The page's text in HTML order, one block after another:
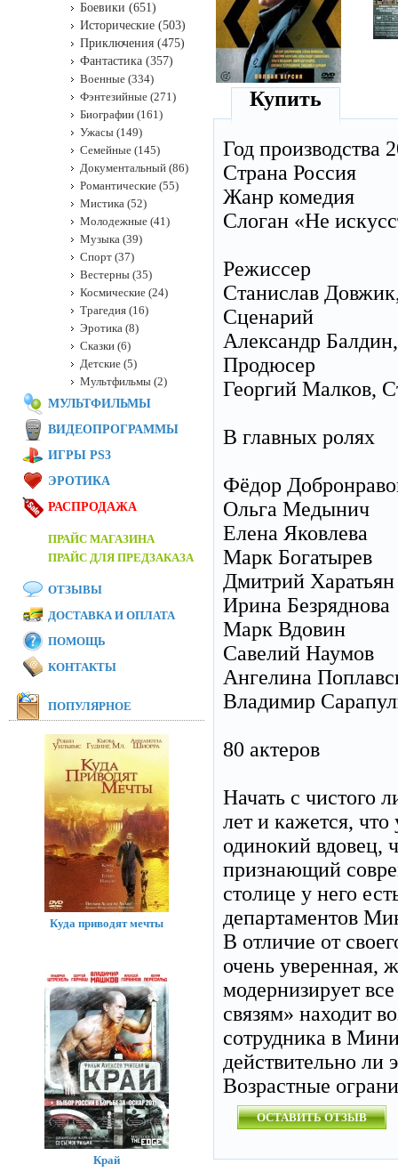
Купить
Год производства
Страна Россия
Жанр комедия
Слоган «Не
Режиссер
Станислав
Сценарий
Александр
Продюсер
Георгий Малков,
В главных ролях
Фёдор
Ольга Медынич
Елена Яковлева
Марк Богатырев
Дмитрий Харатьян
Ирина Безряднова
Марк Вдовин
Савелий Наумов
Ангелина
Владимир
80 актеров
Начать с чистого
лет и кажется,
одинокий вдовец,
признающий
столице у него
департаментов
В отличие от
очень уверенная,
модернизирует
связям» находит
сотрудника в
действительно ли
Возрастные
ОСТАВИТЬ ОТЗЫВ
Боевики (651)
Исторические (503)
Приключения (475)
Фантастика (357)
Военные (334)
Фэнтезийные (271)
Биографии (161)
Ужасы (149)
Семейные (145)
Документальный (86)
Романтические (55)
Мистика (52)
Молодежные (41)
Музыка (39)
Спорт (37)
Вестерны (35)
Космические (24)
Трагедия (16)
Эротика (8)
Сказки (6)
Детские (5)
Мультфильмы (2)
МУЛЬТФИЛЬМЫ
ВИДЕОПРОГРАММЫ
ИГРЫ PS3
ЭРОТИКА
РАСПРОДАЖА
ПРАЙС МАГАЗИНА
ПРАЙС ДЛЯ ПРЕДЗАКАЗА
ОТЗЫВЫ
ДОСТАВКА И ОПЛАТА
ПОМОЩЬ
КОНТАКТЫ
ПОПУЛЯРНОЕ
Куда приводят мечты
Край